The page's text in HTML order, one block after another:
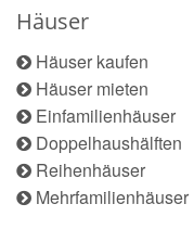
Häuser
Häuser kaufen
Häuser mieten
Einfamilienhäuser
Doppelhaushälften
Reihenhäuser
Mehrfamilienhäuser